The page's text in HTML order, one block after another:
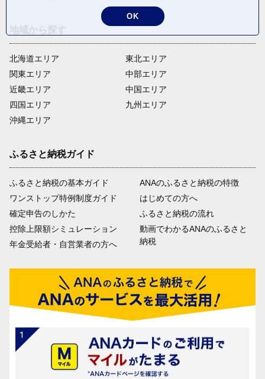
北海道エリア
関東エリア
近畿エリア
四国エリア
沖縄エリア
東北エリア
中部エリア
中国エリア
九州エリア
ふるさと納税ガイド
ふるさと納税の基本ガイド
ワンストップ特例制度ガイド
確定申告のしかた
控除上限額シミュレーション
年金受給者・自営業者の方へ
ANAのふるさと納税の特徴
はじめての方へ
ふるさと納税の流れ
動画でわかるANAのふるさと
納税
OK